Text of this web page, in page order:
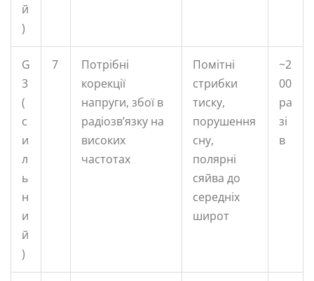
й
)
G
3
(
с
и
л
ь
н
и
й
)
7
Потрібні
корекції
напруги, збої в
радіозв’язку на
високих
частотах
Помітні
стрибки
тиску,
порушення
сну,
полярні
сяйва до
середніх
широт
~2
00
ра
зі
в